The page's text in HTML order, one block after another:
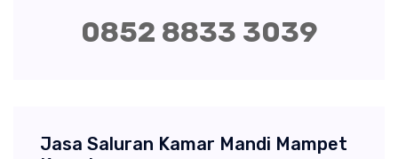
0852 8833 3039
Jasa Saluran Kamar Mandi Mampet